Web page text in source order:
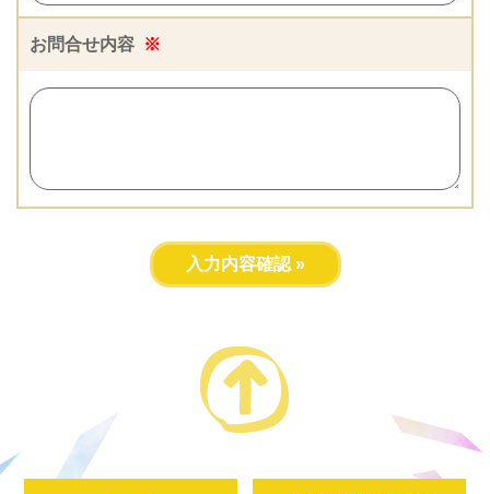
お問合せ内容 ※